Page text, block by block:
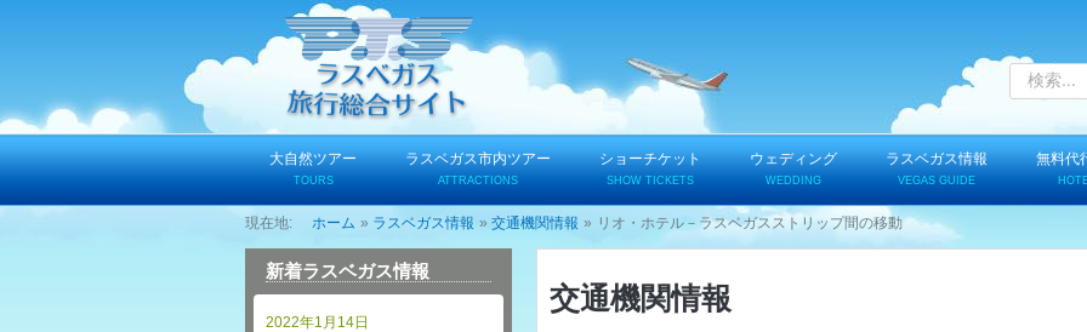
ツ
大自然ツアー
TOURS
ラスベガス市内ツアー
ATTRACTIONS
ショーチケット
SHOW TICKETS
ウェディング
WEDDING
ラスベガス情報
VEGAS GUIDE
無料代
ホーム ラスベガス情報 交通機関情報 リオ・ホテル－ラスベガスストリップ間の移動
新着ラスベガス情報
2022年1月14日
交通機関情報